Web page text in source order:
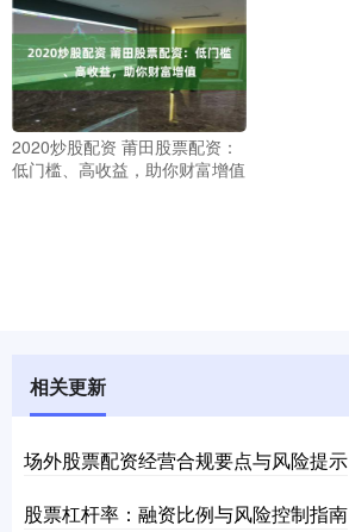
2020炒股配资 莆田股票配资：
低门槛、高收益，助你财富增值
相关更新
场外股票配资经营合规要点与风险提示
股票杠杆率：融资比例与风险控制指南